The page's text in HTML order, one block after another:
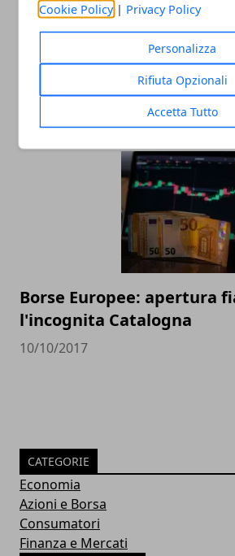
Cookie Policy | Privacy Policy
Personalizza
Rifiuta Opzionali
Accetta Tutto
Piazza Affari, i bancari
dei mercati
03/11/2017
Borse Europee: apertura
l'incognita Catalogna
10/10/2017
CATEGORIE
Economia
Azioni e Borsa
Consumatori
Finanza e Mercati